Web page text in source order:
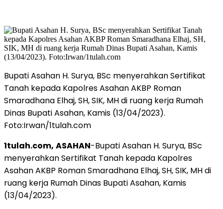
Bupati Asahan H. Surya, BSc menyerahkan Sertifikat
Tanah kepada Kapolres Asahan AKBP Roman
Smaradhana Elhaj, SH, SIK, MH di ruang kerja Rumah
Dinas Bupati Asahan, Kamis (13/04/2023).
Foto:Irwan/1tulah.com
1tulah.com, ASAHAN-Bupati Asahan H. Surya, BSc
menyerahkan Sertifikat Tanah kepada Kapolres
Asahan AKBP Roman Smaradhana Elhaj, SH, SIK, MH di
ruang kerja Rumah Dinas Bupati Asahan, Kamis
(13/04/2023).